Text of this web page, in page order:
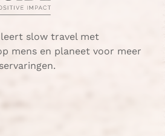
slow travel met
mens en planeet voor meer